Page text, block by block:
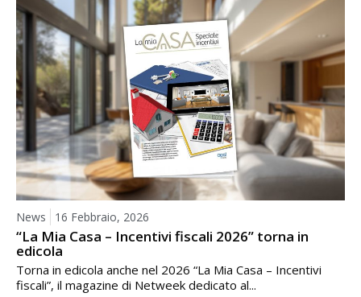
News 16 Febbraio, 2026
“La Mia Casa – Incentivi fiscali 2026” torna in
edicola
Torna in edicola anche nel 2026 “La Mia Casa – Incentivi
fiscali”, il magazine di Netweek dedicato al...